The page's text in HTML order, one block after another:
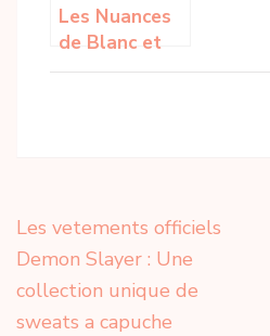
Les Nuances
de Blanc et
Crème pour
Navigation
de
l’article
Les vetements officiels
Demon Slayer : Une
collection unique de
sweats a capuche